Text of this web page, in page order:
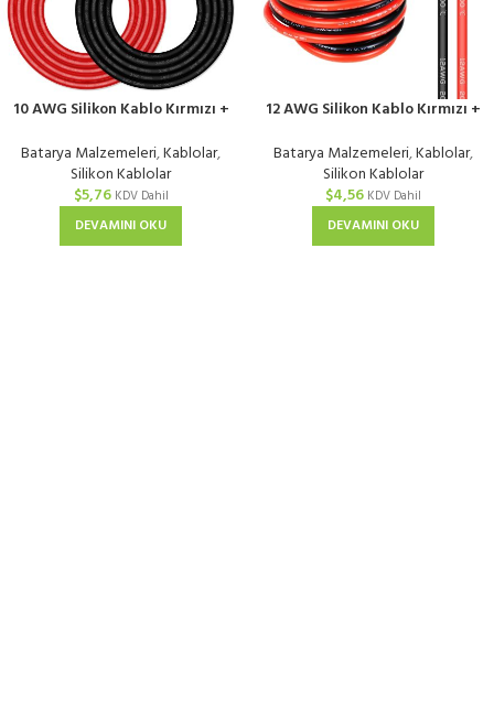
10 AWG Silikon Kablo Kırmızı +
Batarya Malzemeleri,Kablolar,
Silikon Kablolar
$5,76 KDV Dahil
DEVAMINI OKU
12 AWG Silikon Kablo Kırmızı +
Batarya Malzemeleri,Kablolar,
Silikon Kablolar
$4,56 KDV Dahil
DEVAMINI OKU